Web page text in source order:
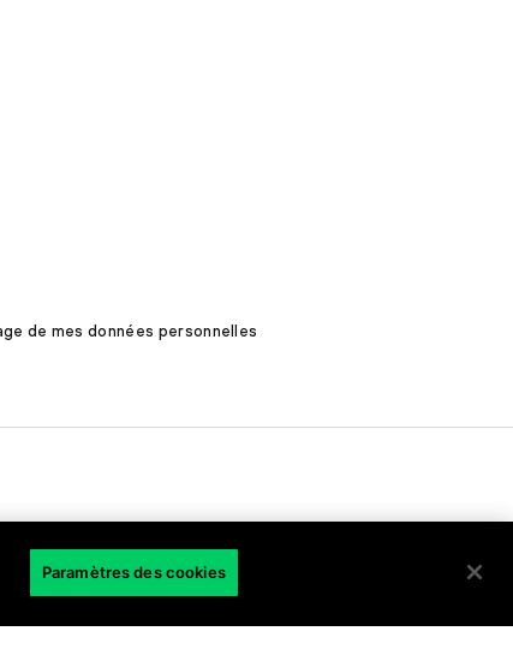
de mes données personnelles
Paramètres des cookies